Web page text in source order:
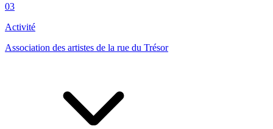
03
Activité
Association des artistes de la rue du Trésor